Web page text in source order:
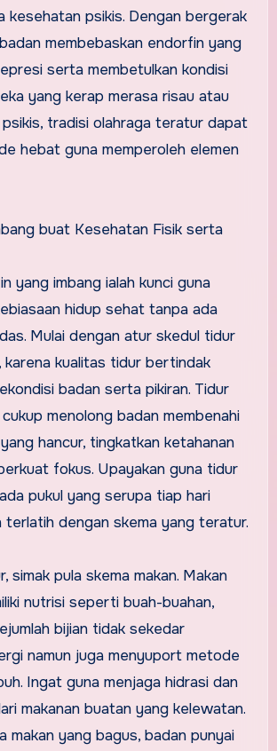
kesehatan psikis. Dengan bergerak
membebaskan endorfin yang
serta membetulkan kondisi
yang kerap merasa risau atau
tradisi olahraga teratur dapat
hebat guna memperoleh elemen
buat Kesehatan Fisik serta
yang imbang ialah kunci guna
hidup sehat tanpa ada
Mulai dengan atur skedul tidur
karena kualitas tidur bertindak
badan serta pikiran. Tidur
menolong badan membenahi
hancur, tingkatkan ketahanan
fokus. Upayakan guna tidur
pukul yang serupa tiap hari
terlatih dengan skema yang teratur.
simak pula skema makan. Makan
nutrisi seperti buah-buahan,
bijian tidak sekedar
namun juga menyuport metode
Ingat guna menjaga hidrasi dan
makanan buatan yang kelewatan.
makan yang bagus, badan punyai